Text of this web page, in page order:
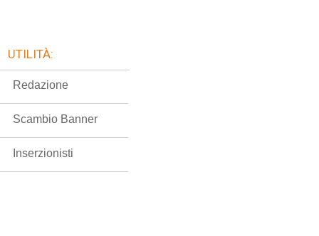
UTILITÀ:
Redazione
Scambio Banner
Inserzionisti